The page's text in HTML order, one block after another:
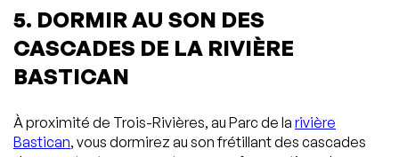
5. DORMIR AU SON DES
CASCADES DE LA RIVIÈRE
BASTICAN
À proximité de Trois-Rivières, au Parc de la rivière
Bastican, vous dormirez au son frétillant des cascades